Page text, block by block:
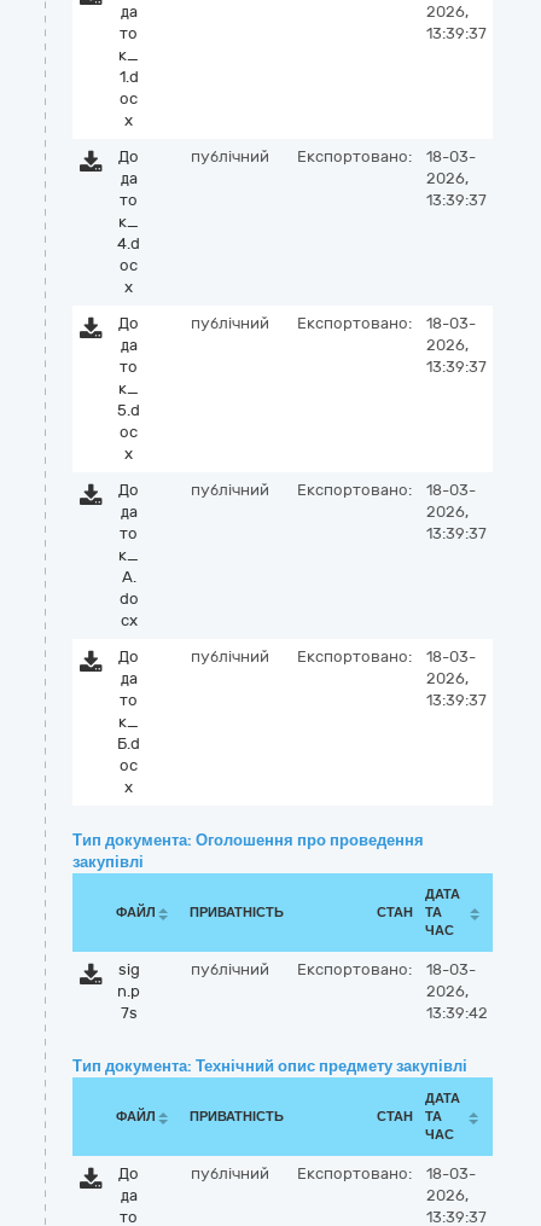
да
то
к_
1.d
oc
x
2026,
13:39:37
До
да
то
к_
4.d
oc
x
публічний Експортовано:
18-03-
2026,
13:39:37
До
да
то
к_
5.d
oc
x
публічний Експортовано:
18-03-
2026,
13:39:37
До
да
то
к_
А.
do
cx
публічний Експортовано:
18-03-
2026,
13:39:37
До
да
то
к_
Б.d
oc
x
публічний Експортовано:
18-03-
2026,
13:39:37
Тип документа: Оголошення про проведення
закупівлі
ФАЙЛ ПРИВАТНІСТЬ СТАН
ДАТА
ТА
ЧАС
sig
n.p
7s
публічний Експортовано:
18-03-
2026,
13:39:42
Тип документа: Технічний опис предмету закупівлі
ФАЙЛ ПРИВАТНІСТЬ СТАН
ДАТА
ТА
ЧАС
До
да
то
публічний Експортовано:
18-03-
2026,
13:39:37